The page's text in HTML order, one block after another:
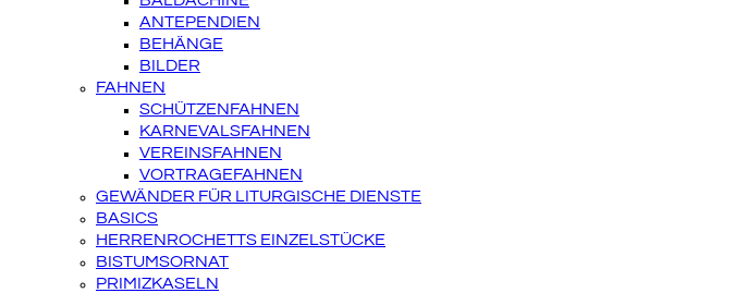
ANTEPENDIEN
BEHÄNGE
BILDER
FAHNEN
SCHÜTZENFAHNEN
KARNEVALSFAHNEN
VEREINSFAHNEN
VORTRAGEFAHNEN
GEWÄNDER FÜR LITURGISCHE DIENSTE
BASICS
HERRENROCHETTS EINZELSTÜCKE
BISTUMSORNAT
PRIMIZKASELN